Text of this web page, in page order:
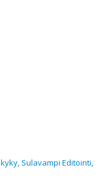
Sulavampi Editointi,